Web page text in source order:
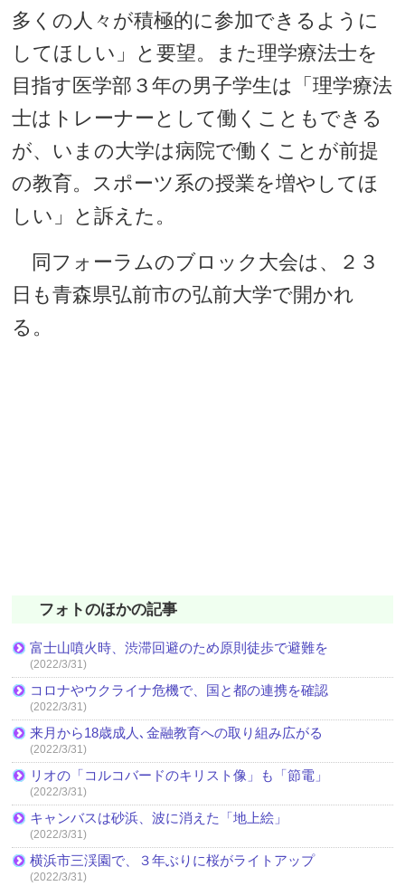
多くの人々が積極的に参加できるように
してほしい」と要望。また理学療法士を
目指す医学部３年の男子学生は「理学療法
士はトレーナーとして働くこともできる
が、いまの大学は病院で働くことが前提
の教育。スポーツ系の授業を増やしてほ
しい」と訴えた。
同フォーラムのブロック大会は、２３
日も青森県弘前市の弘前大学で開かれ
る。
フォトのほかの記事
富士山噴火時、渋滞回避のため原則徒歩で避難を
(2022/3/31)
コロナやウクライナ危機で、国と都の連携を確認
(2022/3/31)
来月から18歳成人､金融教育への取り組み広がる
(2022/3/31)
リオの「コルコバードのキリスト像」も「節電」
(2022/3/31)
キャンバスは砂浜、波に消えた「地上絵」
(2022/3/31)
横浜市三渓園で、３年ぶりに桜がライトアップ
(2022/3/31)